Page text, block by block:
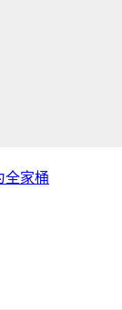
全家桶